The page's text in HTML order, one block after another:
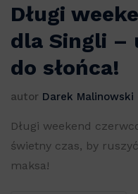
Długi
dla Singli –
do słońca!
autor Darek Malinowski
Długi weekend
świetny czas, by
maksa!